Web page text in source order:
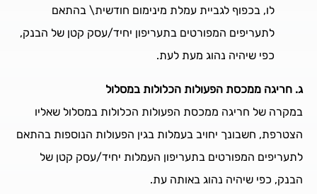
לו, בכפוף לגביית עמלת מינימום חודשית\ בהתאם
לתעריפים המפורטים בתעריפון יחיד/עסק קטן של הבנק,
כפי שיהיה נהוג מעת לעת.
ג. חריגה ממכסת הפעולות הכלולות במסלול
במקרה של חריגה ממכסת הפעולות הכלולות במסלול שאליו
הצטרפת, חשבונך יחויב בעמלות בגין הפעולות הנוספות בהתאם
לתעריפים המפורטים בתעריפון העמלות יחיד/עסק קטן של
הבנק, כפי שיהיה נהוג באותה עת.